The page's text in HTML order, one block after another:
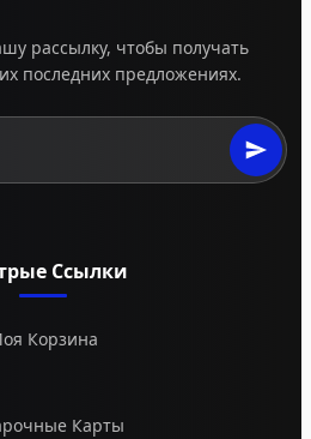
рассылку, чтобы получать
последних предложениях.
Ссылки
Корзина
Карты